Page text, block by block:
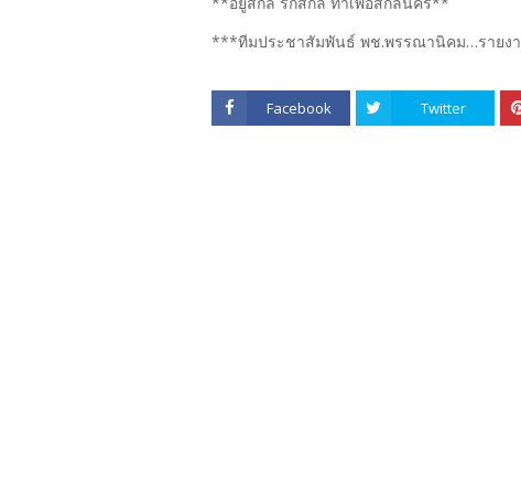
***ทีมประชาสัมพันธ์ พช.พรรณานิคม…รายง
Facebook Twitter